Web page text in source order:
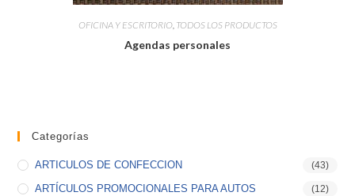
OFICINA Y ESCRITORIO, TODOS LOS PRODUCTOS
Agendas personales
Categorías
ARTICULOS DE CONFECCION (43)
ARTÍCULOS PROMOCIONALES PARA AUTOS (12)